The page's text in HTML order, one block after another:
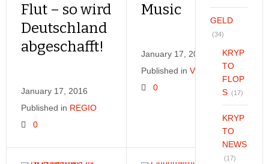
Flut – so wird
Deutschland
abgeschafft!
January 17, 2016
Published in REGIO
0
Music
January 17, 2016
Published in VIDEOS
0
GELD
(34)
KRYP
TO
FLOP
S (17)
KRYP
TO
NEWS
(17)